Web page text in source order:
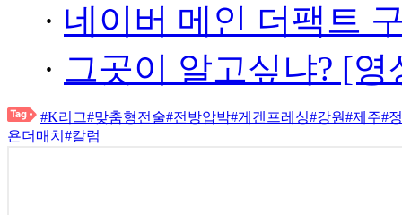
· 네이버 메인 더팩트
· 그곳이 알고싶냐? [
#K리그#맞춤형전술#전방압박#게겐프레싱#강원#제주#
욘더매치 #칼럼